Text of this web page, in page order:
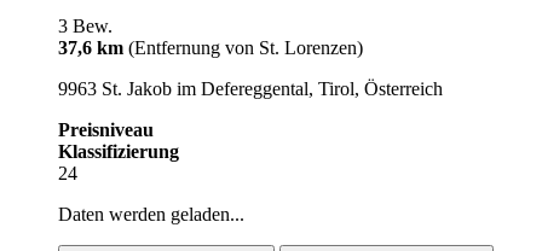
3 Bew.
37,6 km (Entfernung von St. Lorenzen)
9963 St. Jakob im Defereggental, Tirol, Österreich
Preisniveau
Klassifizierung
24
Daten werden geladen...